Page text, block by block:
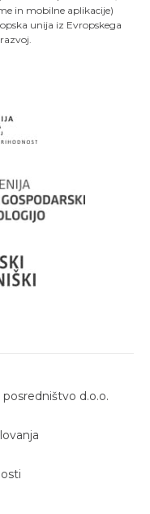
in mobilne aplikacije)
unija iz Evropskega
d.o.o.